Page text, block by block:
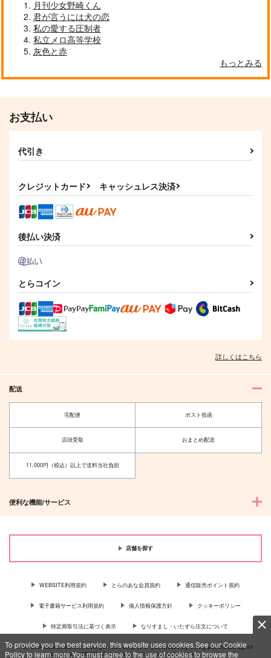
To provide you the best service, this website uses cookies.See our Cookie
Policy to learn more.You must agree to the use of cookies to browse the
月刊少女野崎くん
君が言うには犬の恋
私の愛する圧制者
私立メロ高等学校
灰色と赤
もっとみる
お支払い
代引き
クレジットカード キャッシュレス決済
後払い決済
とらコイン
詳しくはこちら
配送
宅配便 ポスト投函
店頭受取 おまとめ配送
11,000円（税込）以上で送料当社負担
便利な機能/サービス
店舗を探す
WEBSITE利用規約 とらのあな会員規約 通信販売ポイント規約
電子書籍サービス利用規約 個人情報保護方針 クッキーポリシー
特定商取引法に基づく表示 なりすまし・いたずら注文について
For Overseas customer, now you can ship your purchases by using purchases agent
services “AOCS”! Click {more…} for more information …more